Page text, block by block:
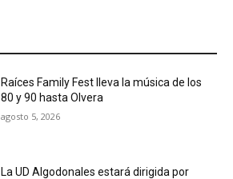
Raíces Family Fest lleva la música de los
80 y 90 hasta Olvera
agosto 5, 2026
La UD Algodonales estará dirigida por